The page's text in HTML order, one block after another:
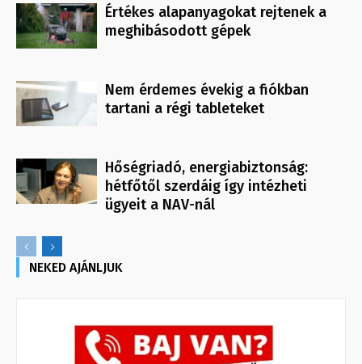
Értékes alapanyagokat rejtenek a
meghibásodott gépek
Nem érdemes évekig a fiókban
tartani a régi tableteket
Hőségriadó, energiabiztonság:
hétfőtől szerdáig így intézheti
ügyeit a NAV-nál
NEKED AJÁNLJUK